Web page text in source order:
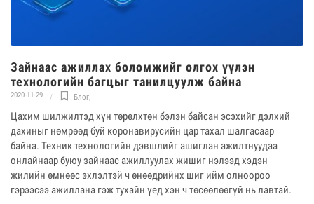
Зайнаас ажиллах боломжийг олгох үүлэн
технологийн багцыг танилцуулж байна
2020-11-29 Блог,
Цахим шилжилтэд хүн төрөлхтөн бэлэн байсан эсэхийг дэлхий
дахиныг нөмрөөд буй коронавирусийн цар тахал шалгасаар
байна. Техник технологийн дэвшлийг ашиглан ажилтнуудаа
онлайнаар буюу зайнаас ажиллуулах жишиг нэлээд хэдэн
жилийн өмнөөс эхлэлтэй ч өнөөдрийнх шиг ийм олноороо
гэрээсээ ажиллана гэж тухайн үед хэн ч төсөөлөөгүй нь лавтай.